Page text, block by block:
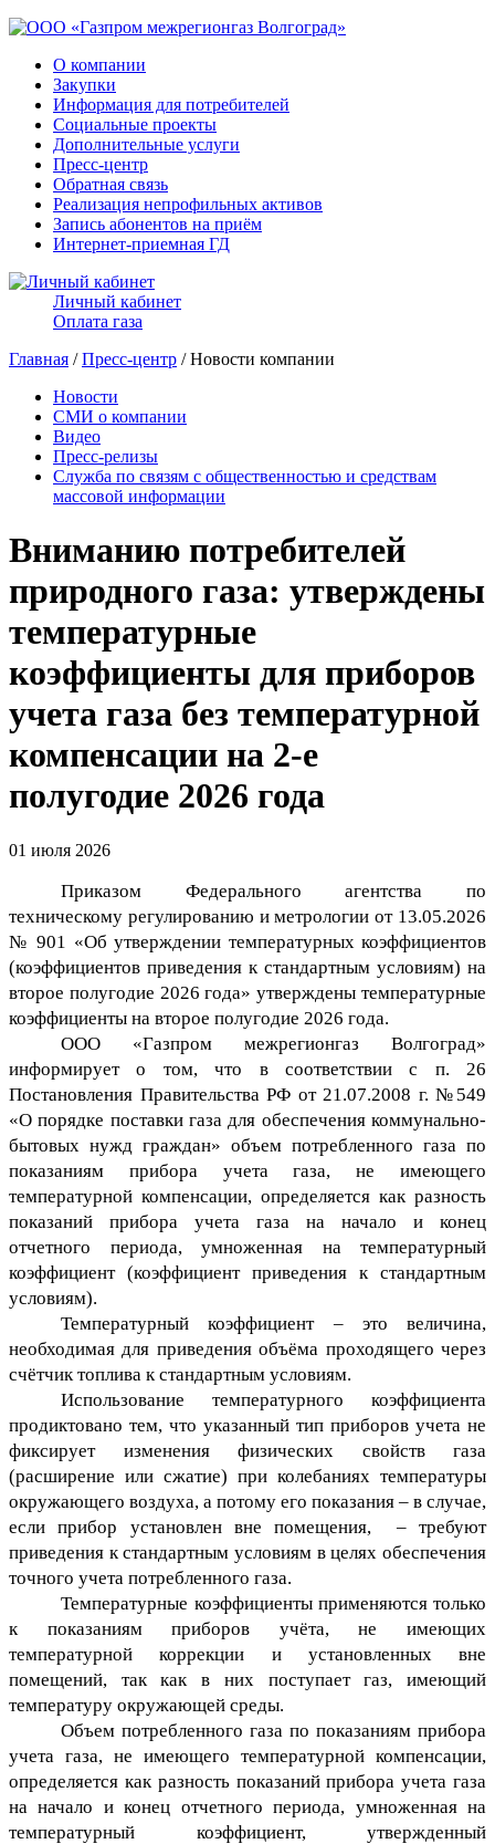
О компании
Закупки
Информация для потребителей
Социальные проекты
Дополнительные услуги
Пресс-центр
Обратная связь
Реализация непрофильных активов
Запись абонентов на приём
Интернет-приемная ГД
Личный кабинет
Оплата газа
Главная /Пресс-центр / Новости компании
Новости
СМИ о компании
Видео
Пресс-релизы
Служба по связям с общественностью и средствам
массовой информации
Вниманию потребителей
природного газа: утверждены
температурные
коэффициенты для приборов
учета газа без температурной
компенсации на 2-е
полугодие 2026 года
01 июля 2026
Приказом Федерального агентства по
техническому регулированию и метрологии от 13.05.2026
№ 901 «Об утверждении температурных коэффициентов
(коэффициентов приведения к стандартным условиям) на
второе полугодие 2026 года» утверждены температурные
коэффициенты на второе полугодие 2026 года.
ООО «Газпром межрегионгаз Волгоград»
информирует о том, что в соответствии с п. 26
Постановления Правительства РФ от 21.07.2008 г. №549
«О порядке поставки газа для обеспечения коммунально-
бытовых нужд граждан» объем потребленного газа по
показаниям прибора учета газа, не имеющего
температурной компенсации, определяется как разность
показаний прибора учета газа на начало и конец
отчетного периода, умноженная на температурный
коэффициент (коэффициент приведения к стандартным
условиям).
Температурный коэффициент – это величина,
необходимая для приведения объёма проходящего через
счётчик топлива к стандартным условиям.
Использование температурного коэффициента
продиктовано тем, что указанный тип приборов учета не
фиксирует изменения физических свойств газа
(расширение или сжатие) при колебаниях температуры
окружающего воздуха, а потому его показания – в случае,
если прибор установлен вне помещения, – требуют
приведения к стандартным условиям в целях обеспечения
точного учета потребленного газа.
Температурные коэффициенты применяются только
к показаниям приборов учёта, не имеющих
температурной коррекции и установленных вне
помещений, так как в них поступает газ, имеющий
температуру окружающей среды.
Объем потребленного газа по показаниям прибора
учета газа, не имеющего температурной компенсации,
определяется как разность показаний прибора учета газа
на начало и конец отчетного периода, умноженная на
температурный коэффициент, утвержденный